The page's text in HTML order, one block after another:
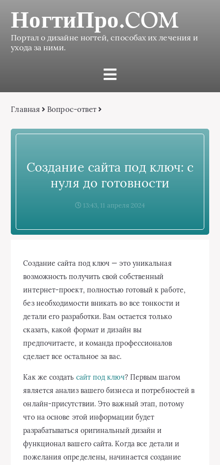
НогтиПро.COM
Портал о дизайне ногтей, способах их лечения и
ухода за ними.
Главная Вопрос-ответ
Создание сайта под ключ: с
нуля до готовности
13:43, 11 апреля 2024
Создание сайта под ключ — это уникальная
возможность получить свой собственный
интернет-проект, полностью готовый к работе,
без необходимости вникать во все тонкости и
детали его разработки. Вам остается только
сказать, какой формат и дизайн вы
предпочитаете, и команда профессионалов
сделает все остальное за вас.
Как же создать сайт под ключ? Первым шагом
является анализ вашего бизнеса и потребностей в
онлайн-присутствии. Это важный этап, потому
что на основе этой информации будет
разрабатываться оригинальный дизайн и
функционал вашего сайта. Когда все детали и
пожелания определены, начинается создание